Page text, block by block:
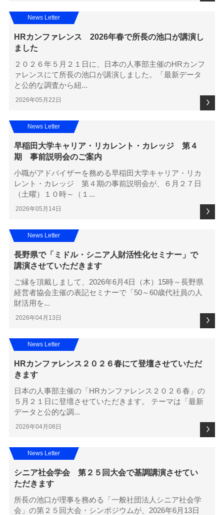
HRカンファレンス 2026年春で所長の池口が講演し
ました
２０２６年５月２１日に、日本の人事部主催のHRカンフ
ァレンスにて所長の池口が講演しました。「最新データ
と公的な調査から紐...
2026年05月22日
News Letter
早稲田大学キャリア・リカレント・カレッジ 第４
期 事前説明会のご案内
小職がアドバイザーを務める早稲田大学キャリア・リカ
レント・カレッジ 第４期の事前説明会が、６月２７日
（土曜）１０時～（１...
2026年05月14日
News Letter
長野県で「ミドル・シニア人財活性化セミナー」で
講演させていただきます
ご縁を頂戴しまして、2026年6月4日（木）15時～長野県
経営者協会主催の表記セミナーで「50～60歳代社員の人
財活用を...
2026年04月13日
News Letter
HRカンファレンス２０２６春にて登壇させていただ
きます
日本の人事部主催の「HRカンファレンス２０２６春」の
５月２１日に登壇させていただきます。 テーマは「最新
データと公的な調...
2026年04月08日
News Letter
シニア社会学会 第２５回大会で基調講演させてい
ただきます
所長の池口が理事を務める「一般社団法人シニア社会学
会」の第２５回大会・シンポジウムが、2026年6月13日
News Letter